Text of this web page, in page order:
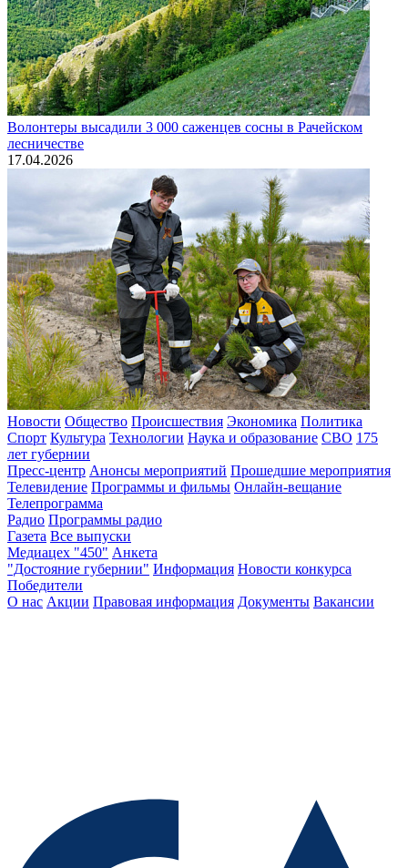
Волонтеры высадили 3 000 саженцев сосны в Рачейском
лесничестве
17.04.2026
Новости Общество Происшествия Экономика Политика
Спорт Культура Технологии Наука и образование СВО 175
лет губернии
Пресс-центр Анонсы мероприятий Прошедшие мероприятия
Телевидение Программы и фильмы Онлайн-вещание
Телепрограмма
Радио Программы радио
Газета Все выпуски
Медиацех "450" Анкета
"Достояние губернии" Информация Новости конкурса
Победители
О нас Акции Правовая информация Документы Вакансии